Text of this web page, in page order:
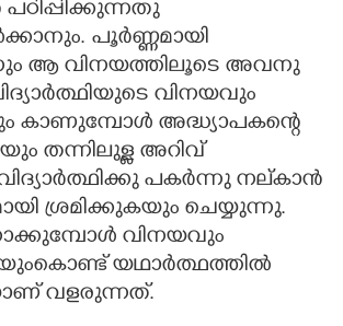
പൂർണ്ണമായി
ആ വിനയത്തിലൂടെ അവനു
വിനയവും
കാണുമ്പോൾ അദ്ധ്യാപകന്റെ
തന്നിലുള്ള അറിവ്
പകർന്നു നല്‌കാൻ
ശ്രമിക്കുകയും ചെയ്യുന്നു.
വിനയവും
യഥാർത്ഥത്തിൽ
വളരുന്നത്.